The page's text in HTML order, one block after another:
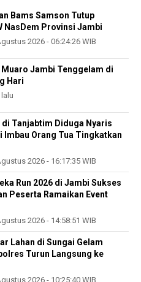
Bams Samson Tutup
NasDem Provinsi Jambi
2026 - 06:24:26 WIB
Muaro Jambi Tenggelam di
Hari
di Tanjabtim Diduga Nyaris
Imbau Orang Tua Tingkatkan
2026 - 16:17:35 WIB
Run 2026 di Jambi Sukses
Peserta Ramaikan Event
2026 - 14:58:51 WIB
Lahan di Sungai Gelam
Turun Langsung ke
2026 - 10:25:40 WIB